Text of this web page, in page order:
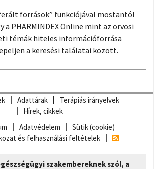
források” funkciójával mostantól
PHARMINDEX Online mint az orvosi
témák hiteles információforrása
a keresési találatai között.
Adattárak
Terápiás irányelvek
Hírek, cikkek
Adatvédelem
Sütik (cookie)
és felhasználási feltételek
szakembereknek szól, a